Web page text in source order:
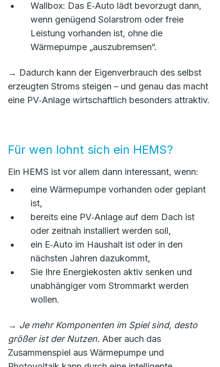
Wallbox: Das E‑Auto lädt bevorzugt dann,
wenn genügend Solarstrom oder freie
Leistung vorhanden ist, ohne die
Wärmepumpe „auszubremsen“.
→ Dadurch kann der Eigenverbrauch des selbst
erzeugten Stroms steigen – und genau das macht
eine PV‑Anlage wirtschaftlich besonders attraktiv.
Für wen lohnt sich ein HEMS?
Ein HEMS ist vor allem dann interessant, wenn:
eine Wärmepumpe vorhanden oder geplant
ist,
bereits eine PV‑Anlage auf dem Dach ist
oder zeitnah installiert werden soll,
ein E‑Auto im Haushalt ist oder in den
nächsten Jahren dazukommt,
Sie Ihre Energiekosten aktiv senken und
unabhängiger vom Strommarkt werden
wollen.
→ Je mehr Komponenten im Spiel sind, desto
größer ist der Nutzen. Aber auch das
Zusammenspiel aus Wärmepumpe und